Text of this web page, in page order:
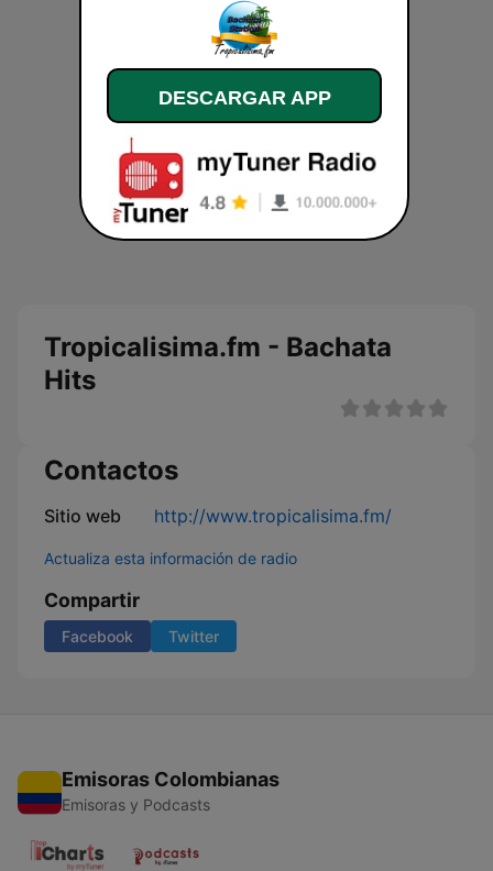
Tropicalisima.fm - Bachata
Hits
Contactos
Sitio web http://www.tropicalisima.fm/
Actualiza esta información de radio
Compartir
Facebook Twitter
Emisoras Colombianas
Emisoras y Podcasts
DESCARGAR APP